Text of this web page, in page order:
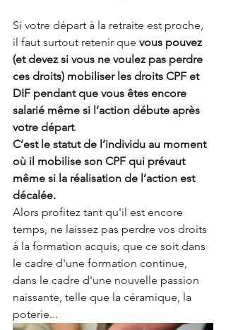
Si votre départ à la retraite est proche,
il faut surtout retenir que vous pouvez
(et devez si vous ne voulez pas perdre
ces droits) mobiliser les droits CPF et
DIF pendant que vous êtes encore
salarié même si l’action débute après
votre départ.
C’est le statut de l’individu au moment
où il mobilise son CPF qui prévaut
même si la réalisation de l’action est
décalée.
Alors profitez tant qu'il est encore
temps, ne laissez pas perdre vos droits
à la formation acquis, que ce soit dans
le cadre d'une formation continue,
dans le cadre d'une nouvelle passion
naissante, telle que la céramique, la
poterie...